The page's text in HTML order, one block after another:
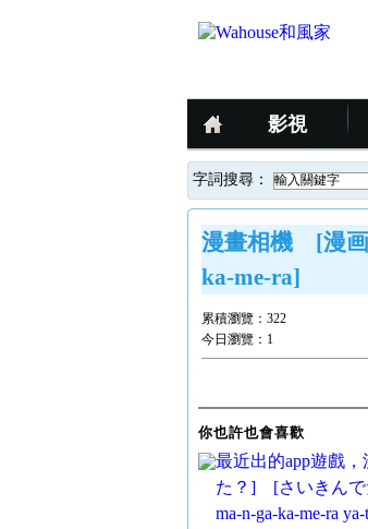
影視
字詞搜尋：
漫畫相機 [漫
ka-me-ra]
累積瀏覽： 322
今日瀏覽： 1
你也許也會喜歡
最近出的app遊戲
た？] [さいきんで
ma-n-ga-ka-me-ra